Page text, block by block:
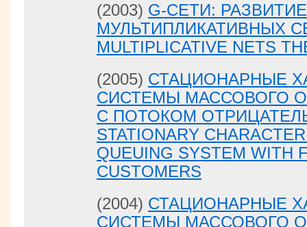
(2003) G-СЕТИ:
МУЛЬТИПЛИКАТИВНЫХ
MULTIPLICATIVE NETS
(2005) СТАЦИОНАРНЫЕ
СИСТЕМЫ МАССОВОГО
С ПОТОКОМ
STATIONARY
QUEUING SYSTEM WITH
CUSTOMERS
(2004) СТАЦИОНАРНЫЕ
СИСТЕМЫ МАССОВОГО